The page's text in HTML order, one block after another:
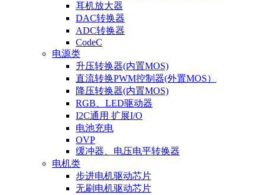
耳机放大器
DAC转换器
ADC转换器
CodeC
电源类
升压转换器(内置MOS)
直流转换PWM控制器(外置MOS）
降压转换器(内置MOS)
RGB、LED驱动器
I2C通用 扩展I/O
电池充电
OVP
缓冲器、电压电平转换器
电机类
步进电机驱动芯片
无刷电机驱动芯片